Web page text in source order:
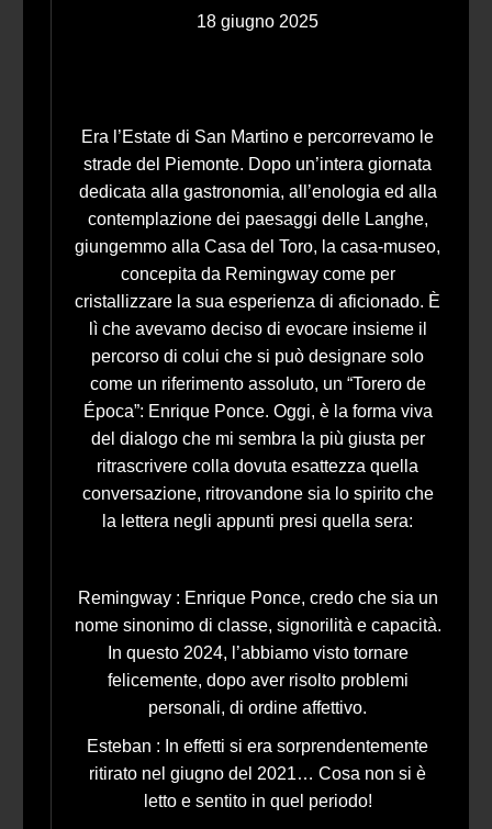
18 giugno 2025
Era l’Estate di San Martino e percorrevamo le
strade del Piemonte. Dopo un’intera giornata
dedicata alla gastronomia, all’enologia ed alla
contemplazione dei paesaggi delle Langhe,
giungemmo alla Casa del Toro, la casa-museo,
concepita da Remingway come per
cristallizzare la sua esperienza di aficionado. È
lì che avevamo deciso di evocare insieme il
percorso di colui che si può designare solo
come un riferimento assoluto, un “Torero de
Época”: Enrique Ponce. Oggi, è la forma viva
del dialogo che mi sembra la più giusta per
ritrascrivere colla dovuta esattezza quella
conversazione, ritrovandone sia lo spirito che
la lettera negli appunti presi quella sera:
Remingway : Enrique Ponce, credo che sia un
nome sinonimo di classe, signorilità e capacità.
In questo 2024, l’abbiamo visto tornare
felicemente, dopo aver risolto problemi
personali, di ordine affettivo.
Esteban : In effetti si era sorprendentemente
ritirato nel giugno del 2021… Cosa non si è
letto e sentito in quel periodo!